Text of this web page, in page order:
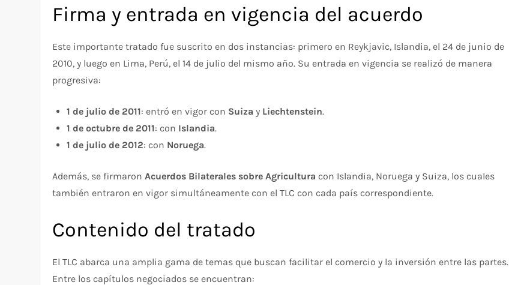
Firma y entrada en vigencia del acuerdo
Este importante tratado fue suscrito en dos instancias: primero en Reykjavic, Islandia, el 24 de junio de
2010, y luego en Lima, Perú, el 14 de julio del mismo año. Su entrada en vigencia se realizó de manera
progresiva:
1 de julio de 2011: entró en vigor con Suiza y Liechtenstein.
1 de octubre de 2011: con Islandia.
1 de julio de 2012: con Noruega.
Además, se firmaronAcuerdos Bilaterales sobre Agricultura con Islandia, Noruega y Suiza, los cuales
también entraron en vigor simultáneamente con el TLC con cada país correspondiente.
Contenido del tratado
El TLC abarca una amplia gama de temas que buscan facilitar el comercio y la inversión entre las partes.
Entre los capítulos negociados se encuentran: